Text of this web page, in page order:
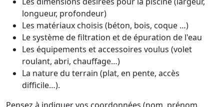
longueur, profondeur)
Les matériaux choisis (béton, bois, coque …)
Le système de filtration et de épuration de l'eau
Les équipements et accessoires voulus (volet
roulant, abri, chauffage…)
La nature du terrain (plat, en pente, accès
difficile…).